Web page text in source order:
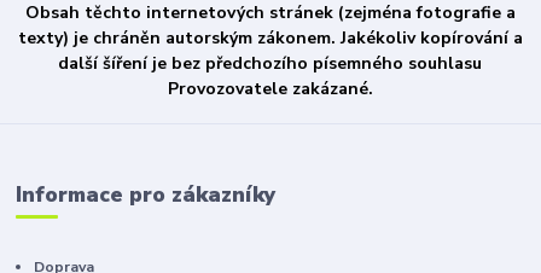
Obsah těchto internetových stránek (zejména fotografie a
texty) je chráněn autorským zákonem. Jakékoliv kopírování a
další šíření je bez předchozího písemného souhlasu
Provozovatele zakázané.
Informace pro zákazníky
Doprava